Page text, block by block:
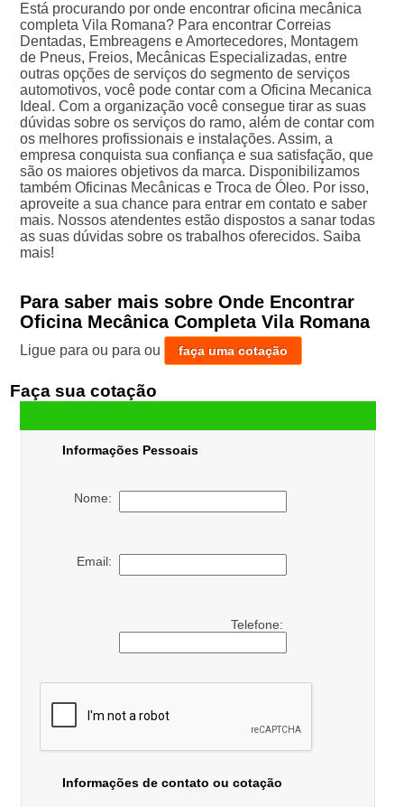
Está procurando por onde encontrar oficina mecânica
completa Vila Romana? Para encontrar Correias
Dentadas, Embreagens e Amortecedores, Montagem
de Pneus, Freios, Mecânicas Especializadas, entre
outras opções de serviços do segmento de serviços
automotivos, você pode contar com a Oficina Mecanica
Ideal. Com a organização você consegue tirar as suas
dúvidas sobre os serviços do ramo, além de contar com
os melhores profissionais e instalações. Assim, a
empresa conquista sua confiança e sua satisfação, que
são os maiores objetivos da marca. Disponibilizamos
também Oficinas Mecânicas e Troca de Óleo. Por isso,
aproveite a sua chance para entrar em contato e saber
mais. Nossos atendentes estão dispostos a sanar todas
as suas dúvidas sobre os trabalhos oferecidos. Saiba
mais!
Para saber mais sobre Onde Encontrar
Oficina Mecânica Completa Vila Romana
Ligue para ou para ou faça uma cotação
Faça sua cotação
Informações Pessoais
Nome:
Email:
Telefone:
Informações de contato ou cotação